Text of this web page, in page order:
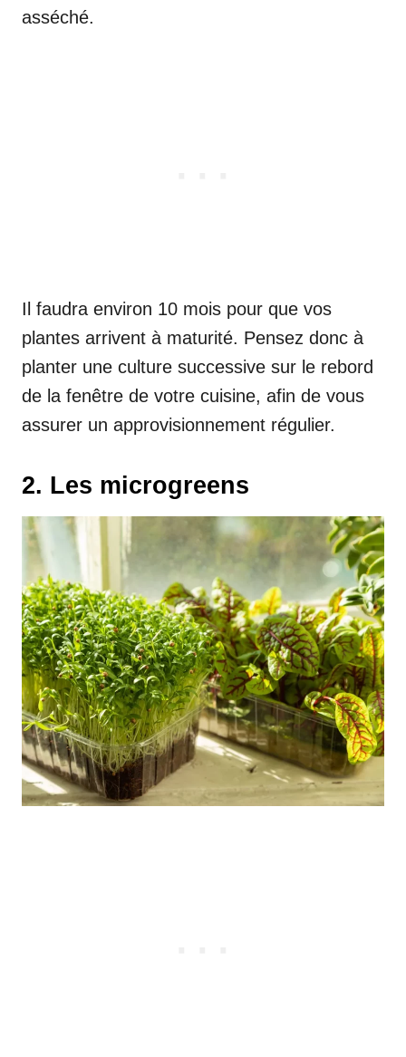
asséché.
Il faudra environ 10 mois pour que vos
plantes arrivent à maturité. Pensez donc à
planter une culture successive sur le rebord
de la fenêtre de votre cuisine, afin de vous
assurer un approvisionnement régulier.
2. Les microgreens